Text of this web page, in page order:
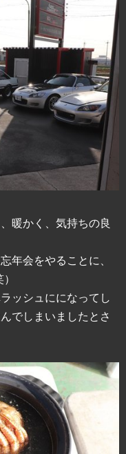
暖かく、気持ちの良
年会をやることに、
ッシュにになってし
でしまいましたとさ